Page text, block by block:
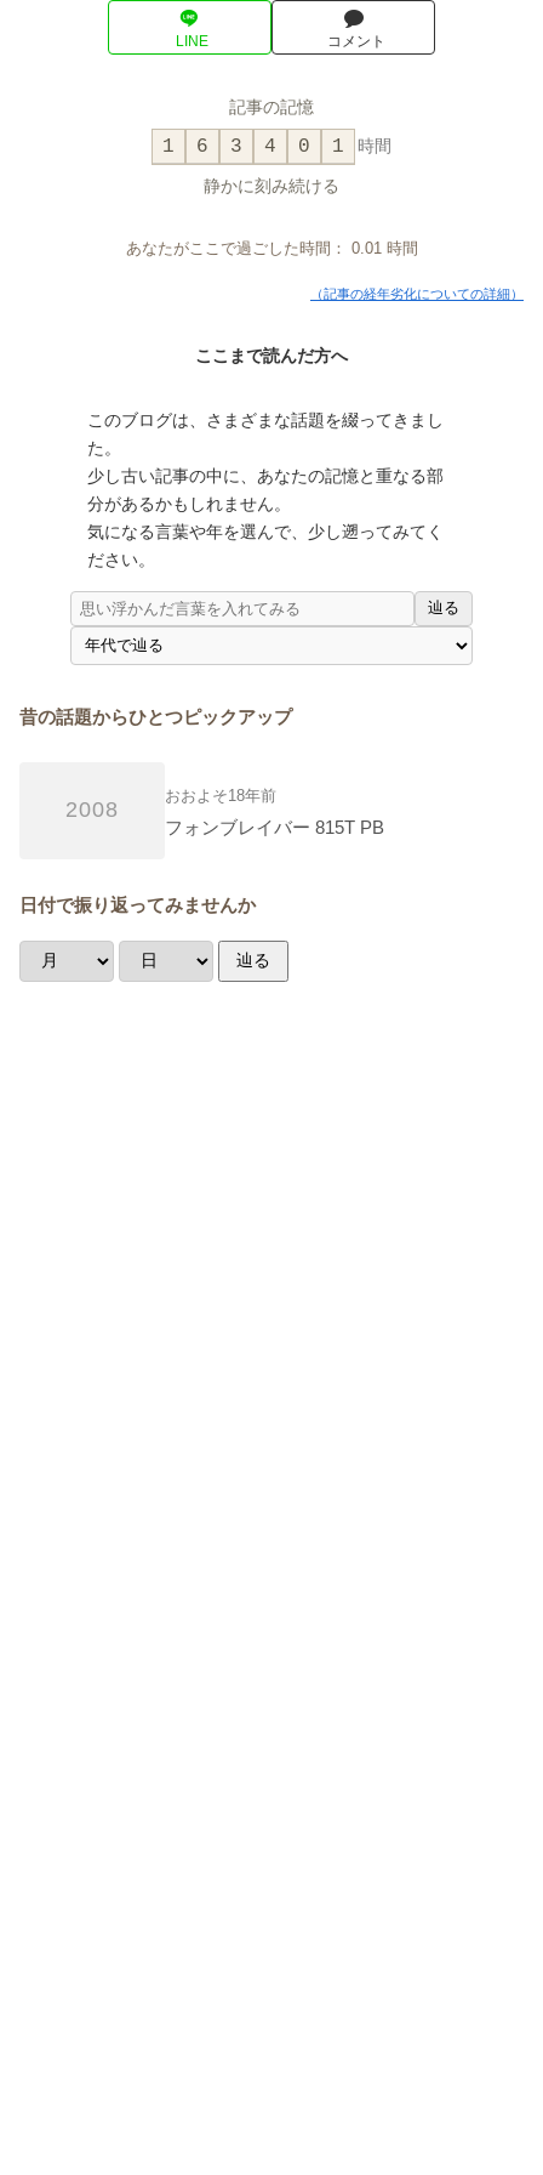
LINE コメント
記事の記憶
1 6 3 4 0 1 時間
静かに刻み続ける
あなたがここで過ごした時間： 0.01時間
（記事の経年劣化についての詳細）
ここまで読んだ方へ
このブログは、さまざまな話題を綴ってきまし
た。
少し古い記事の中に、あなたの記憶と重なる部
分があるかもしれません。
気になる言葉や年を選んで、少し遡ってみてく
ださい。
辿る
昔の話題からひとつピックアップ
2008
おおよそ18年前
フォンブレイバー 815T PB
日付で振り返ってみませんか
辿る